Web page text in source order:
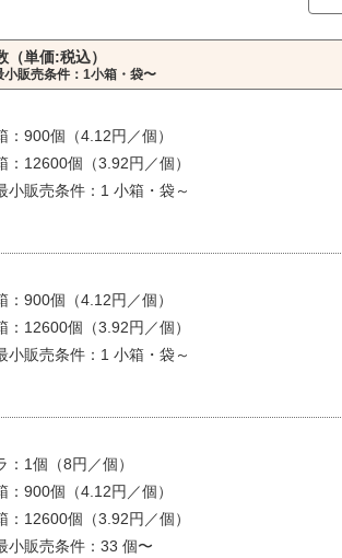
（単価:税込）
販売条件：1小箱・袋〜
：900個（4.12円／個）
：12600個（3.92円／個）
小販売条件：1 小箱・袋～
：900個（4.12円／個）
：12600個（3.92円／個）
小販売条件：1 小箱・袋～
：1個（8円／個）
：900個（4.12円／個）
：12600個（3.92円／個）
小販売条件：33 個〜